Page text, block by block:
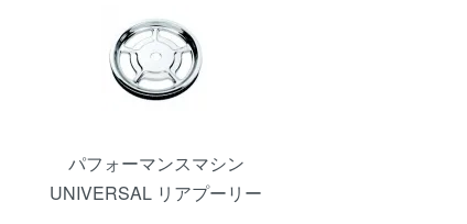
パフォーマンスマシン
UNIVERSAL リアプーリー